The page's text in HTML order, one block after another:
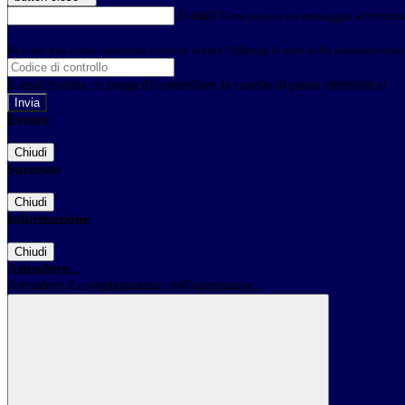
E-mail Verrà inviato un messaggio
Non hai una e-mail associata al nome utente? Effettua il reset della password
E-mail inviata, si prega di controllare la casella di posta elettronica!
Errore
Chiudi
Successo
Chiudi
Informazione
Chiudi
Attendere...
Attendere il completamento dell'operazione...